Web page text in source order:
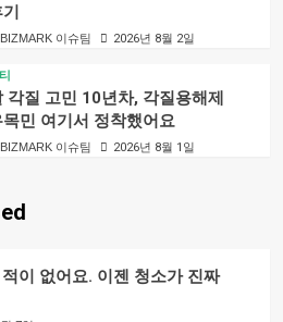
BIZMARK 이슈팀 2026년 8월 2일
각질 고민 10년차, 각질용해제
목민 여기서 정착했어요
BIZMARK 이슈팀 2026년 8월 1일
이 없어요. 이젠 청소가 진짜